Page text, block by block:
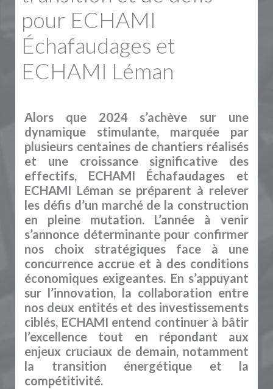
pour ECHAMI
Échafaudages et
ECHAMI Léman
Alors que 2024 s’achève sur une
dynamique stimulante, marquée par
plusieurs centaines de chantiers réalisés
et une croissance significative des
effectifs, ECHAMI Échafaudages et
ECHAMI Léman se préparent à relever
les défis d’un marché de la construction
en pleine mutation. L’année à venir
s’annonce déterminante pour confirmer
nos choix stratégiques face à une
concurrence accrue et à des conditions
économiques exigeantes. En s’appuyant
sur l’innovation, la collaboration entre
nos deux entités et des investissements
ciblés, ECHAMI entend continuer à bâtir
l’excellence tout en répondant aux
enjeux cruciaux de demain, notamment
la transition énergétique et la
compétitivité.